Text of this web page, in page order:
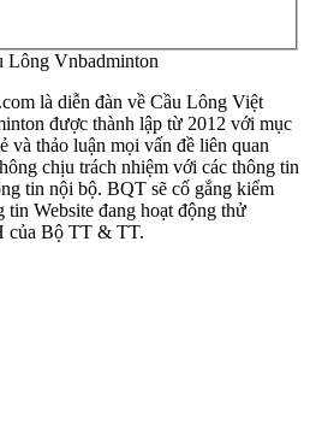
Lông Vnbadminton
là diễn đàn về Cầu Lông Việt
được thành lập từ 2012 với mục
và thảo luận mọi vấn đề liên quan
chịu trách nhiệm với các thông tin
tin nội bộ. BQT sẽ cố gắng kiểm
tin Website đang hoạt động thử
của Bộ TT & TT.